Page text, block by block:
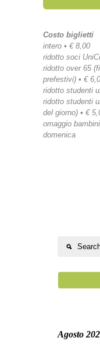
Costo biglietti
intero • € 8,00
ridotto soci
ridotto over 65
prefestivi) • €
ridotto studenti
ridotto studenti
del giorno) • €
omaggio
domenica
Agosto